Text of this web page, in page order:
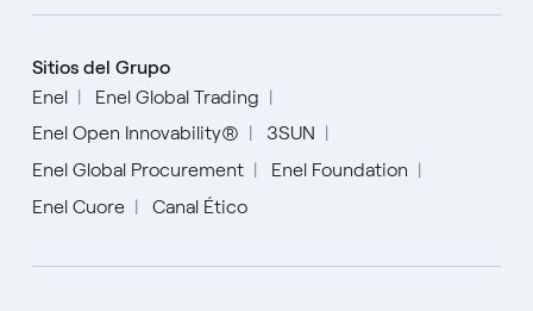
Sitios del Grupo
Enel
Enel Global Trading
Enel Open Innovability®
3SUN
Enel Global Procurement
Enel Foundation
Enel Cuore
Canal Ético